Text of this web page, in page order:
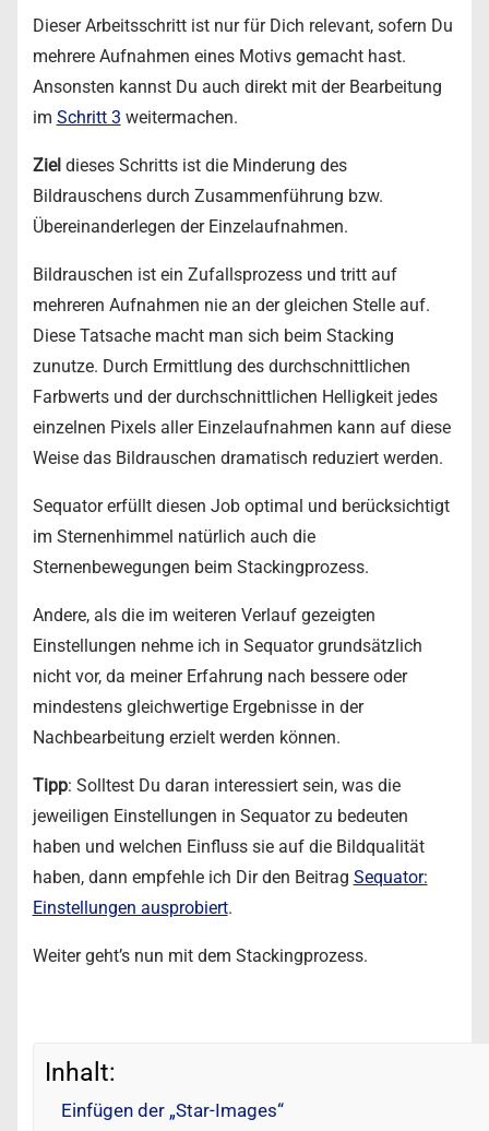
Dieser Arbeitsschritt ist nur für Dich relevant, sofern Du
mehrere Aufnahmen eines Motivs gemacht hast.
Ansonsten kannst Du auch direkt mit der Bearbeitung
im Schritt 3 weitermachen.
Zieldieses Schritts ist die Minderung des
Bildrauschens durch Zusammenführung bzw.
Übereinanderlegen der Einzelaufnahmen.
Bildrauschen ist ein Zufallsprozess und tritt auf
mehreren Aufnahmen nie an der gleichen Stelle auf.
Diese Tatsache macht man sich beim Stacking
zunutze. Durch Ermittlung des durchschnittlichen
Farbwerts und der durchschnittlichen Helligkeit jedes
einzelnen Pixels aller Einzelaufnahmen kann auf diese
Weise das Bildrauschen dramatisch reduziert werden.
Sequator erfüllt diesen Job optimal und berücksichtigt
im Sternenhimmel natürlich auch die
Sternenbewegungen beim Stackingprozess.
Andere, als die im weiteren Verlauf gezeigten
Einstellungen nehme ich in Sequator grundsätzlich
nicht vor, da meiner Erfahrung nach bessere oder
mindestens gleichwertige Ergebnisse in der
Nachbearbeitung erzielt werden können.
Tipp: Solltest Du daran interessiert sein, was die
jeweiligen Einstellungen in Sequator zu bedeuten
haben und welchen Einfluss sie auf die Bildqualität
haben, dann empfehle ich Dir den Beitrag Sequator:
Einstellungen ausprobiert.
Weiter geht’s nun mit dem Stackingprozess.
Inhalt:
Einfügen der „Star-Images“